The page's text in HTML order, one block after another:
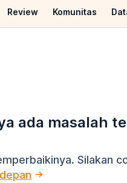
Review Komunitas
ada masalah
Silakan